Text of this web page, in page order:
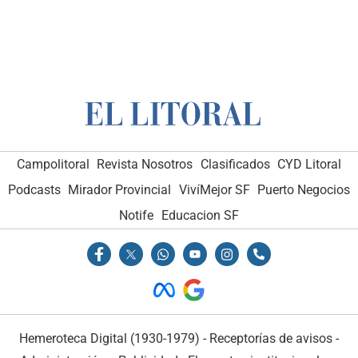
Campolitoral Revista Nosotros Clasificados CYD Litoral
Podcasts Mirador Provincial VivíMejor SF Puerto Negocios
Notife Educacion SF
Hemeroteca Digital (1930-1979) - Receptorías de avisos -